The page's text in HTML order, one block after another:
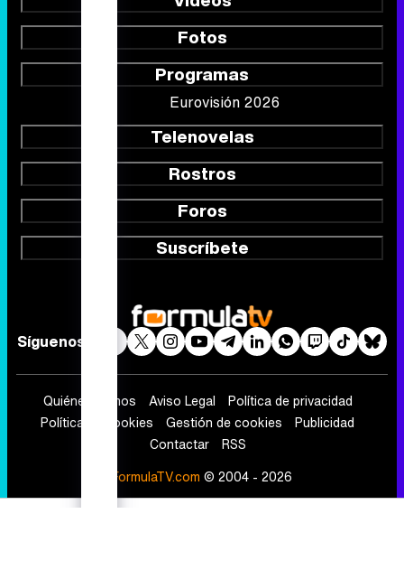
Fotos
Programas
Eurovisión 2026
Telenovelas
Rostros
Foros
Suscríbete
Síguenos
Quiénes somos Aviso Legal
Política de privacidad
Política de cookies
Gestión de cookies
Publicidad
Contactar
RSS
FormulaTV.com © 2004 - 2026